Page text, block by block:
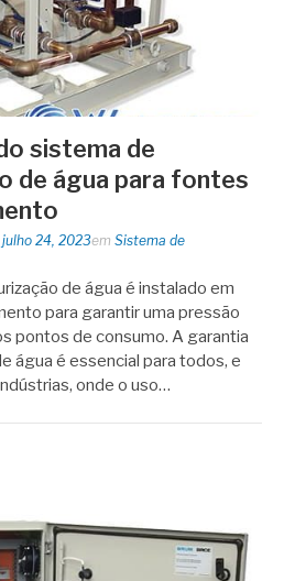
sistema de
de água para fontes
julho 24, 2023em Sistema de
de água é instalado em
para garantir uma pressão
pontos de consumo. A garantia
água é essencial para todos, e
onde o uso…